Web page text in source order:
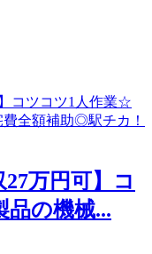
27万円可】コ
の機械...